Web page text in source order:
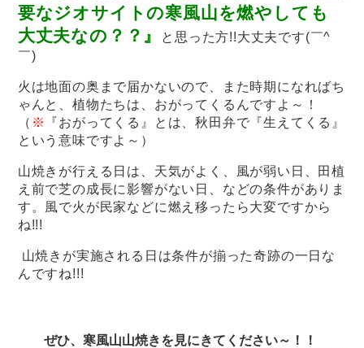
要なジオサイトの寒風山を燃やしても
大丈夫なの？？』
と思った方!!大丈夫です(￣^
￣)ゞ
火は地面の奥まで届かないので、また時期になればち
ゃんと、植物たちは、おがってくるんですよ～！
（ ※
『おがってくる』とは、秋田弁で『生えてくる』
という意味ですよ～）
山焼きが行える日は、天気がよく、風が弱い日、田植
え前で芝の成長に影響がない日、などの条件がありま
す。風で火が民家などに燃え移ったら大変ですから
ね!!!
山焼きが実施される日は条件が揃った奇跡の一日な
んですね!!!
ぜひ、寒風山山焼きを見にきてください～！！